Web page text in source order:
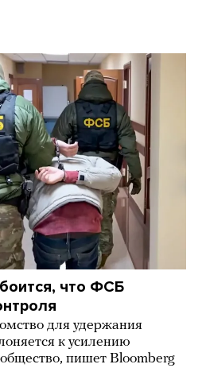
что ФСБ
для удержания
к усилению
пишет Bloomberg